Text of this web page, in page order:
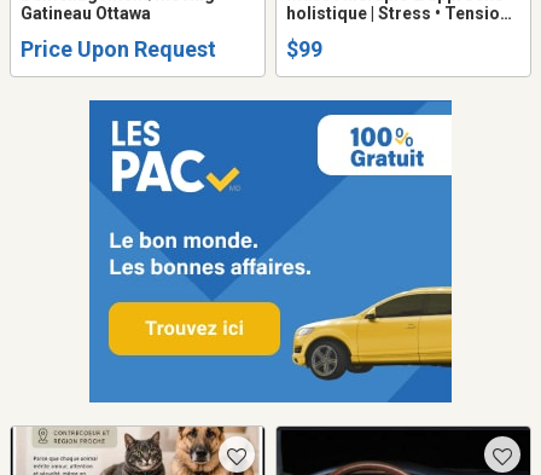
Gatineau Ottawa
Price Upon Request
holistique | Stress • Tension •
Henri-Bourassa
$99